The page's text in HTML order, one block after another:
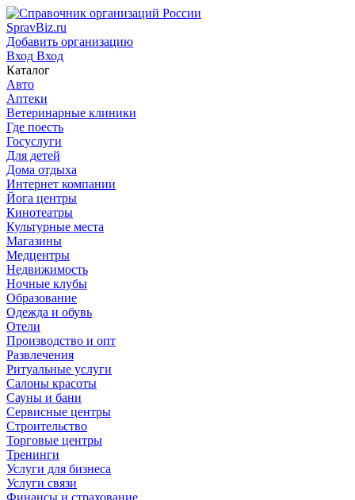
SpravBiz.ru
Добавить организацию
Вход Вход
Каталог
Авто
Аптеки
Ветеринарные клиники
Где поесть
Госуслуги
Для детей
Дома отдыха
Интернет компании
Йога центры
Кинотеатры
Культурные места
Магазины
Медцентры
Недвижимость
Ночные клубы
Образование
Одежда и обувь
Отели
Производство и опт
Развлечения
Ритуальные услуги
Салоны красоты
Сауны и бани
Сервисные центры
Строительство
Торговые центры
Тренинги
Услуги для бизнеса
Услуги связи
Финансы и страхование